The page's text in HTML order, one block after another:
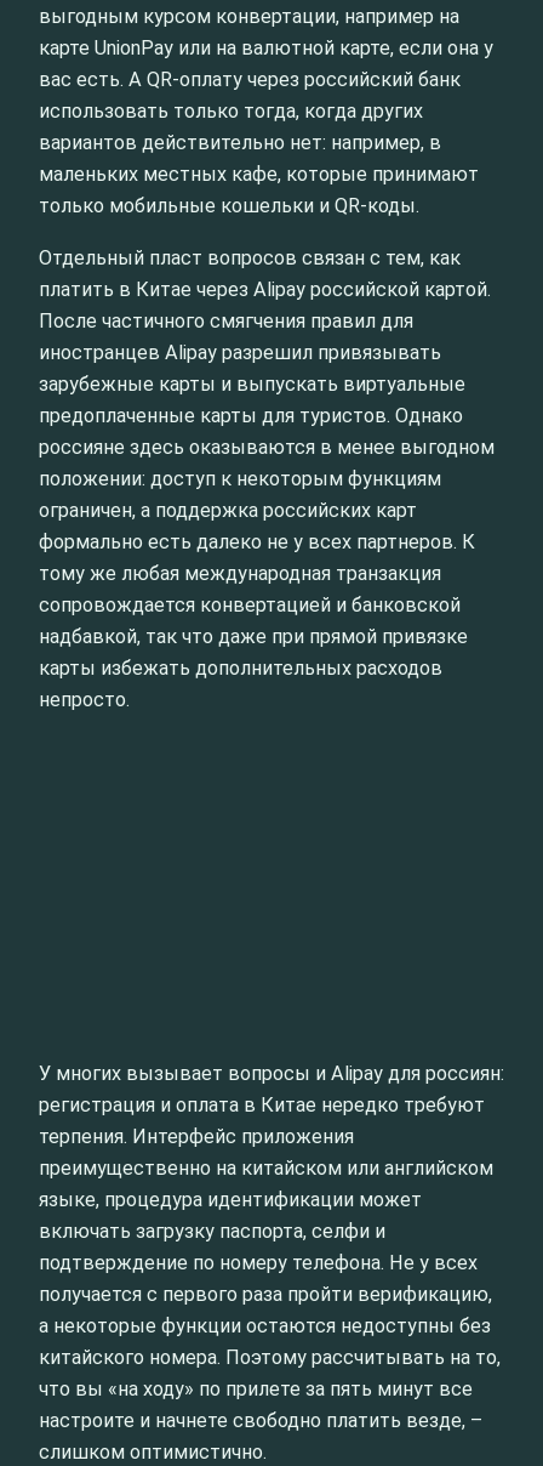
выгодным курсом конвертации, например на
карте UnionPay или на валютной карте, если она у
вас есть. А QR-оплату через российский банк
использовать только тогда, когда других
вариантов действительно нет: например, в
маленьких местных кафе, которые принимают
только мобильные кошельки и QR-коды.
Отдельный пласт вопросов связан с тем, как
платить в Китае через Alipay российской картой.
После частичного смягчения правил для
иностранцев Alipay разрешил привязывать
зарубежные карты и выпускать виртуальные
предоплаченные карты для туристов. Однако
россияне здесь оказываются в менее выгодном
положении: доступ к некоторым функциям
ограничен, а поддержка российских карт
формально есть далеко не у всех партнеров. К
тому же любая международная транзакция
сопровождается конвертацией и банковской
надбавкой, так что даже при прямой привязке
карты избежать дополнительных расходов
непросто.
У многих вызывает вопросы и Alipay для россиян:
регистрация и оплата в Китае нередко требуют
терпения. Интерфейс приложения
преимущественно на китайском или английском
языке, процедура идентификации может
включать загрузку паспорта, селфи и
подтверждение по номеру телефона. Не у всех
получается с первого раза пройти верификацию,
а некоторые функции остаются недоступны без
китайского номера. Поэтому рассчитывать на то,
что вы «на ходу» по прилете за пять минут все
настроите и начнете свободно платить везде, –
слишком оптимистично.